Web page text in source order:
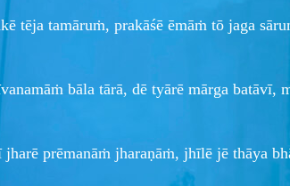
tēja tamāruṁ, prakāśē ēmāṁ tō jaga
bāla tārā, dē tyārē mārga batāvī,
jharē prēmanāṁ jharaṇāṁ, jhīlē jē thāya